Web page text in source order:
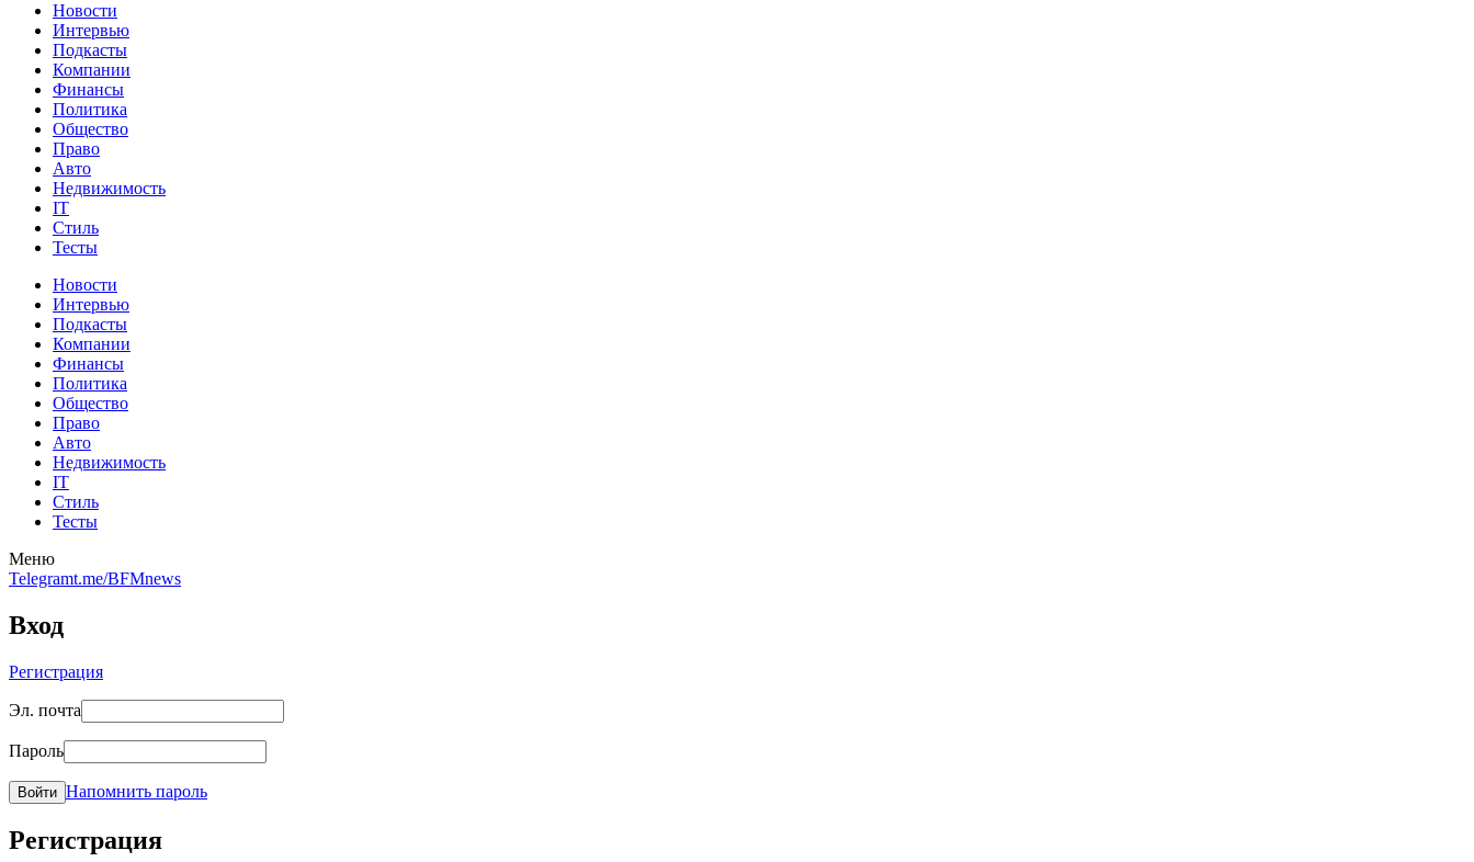
Новости
Интервью
Подкасты
Компании
Финансы
Политика
Общество
Право
Авто
Недвижимость
IT
Стиль
Тесты
Новости
Интервью
Подкасты
Компании
Финансы
Политика
Общество
Право
Авто
Недвижимость
IT
Стиль
Тесты
Меню
Telegramt.me/BFMnews
Вход
Регистрация
Эл. почта
Пароль
Войти Напомнить пароль
Регистрация